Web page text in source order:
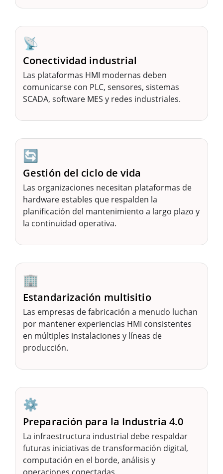
📡
Conectividad industrial
Las plataformas HMI modernas deben
comunicarse con PLC, sensores, sistemas
SCADA, software MES y redes industriales.
🔄
Gestión del ciclo de vida
Las organizaciones necesitan plataformas de
hardware estables que respalden la
planificación del mantenimiento a largo plazo y
la continuidad operativa.
🏢
Estandarización multisitio
Las empresas de fabricación a menudo luchan
por mantener experiencias HMI consistentes
en múltiples instalaciones y líneas de
producción.
⚙️
Preparación para la Industria 4.0
La infraestructura industrial debe respaldar
futuras iniciativas de transformación digital,
computación en el borde, análisis y